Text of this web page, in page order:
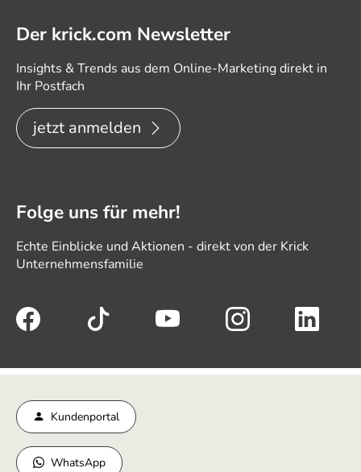
Der krick.com Newsletter
Insights & Trends aus dem Online-Marketing direkt in
Ihr Postfach
jetzt anmelden
Folge uns für mehr!
Echte Einblicke und Aktionen - direkt von der Krick
Unternehmensfamilie
Kundenportal
WhatsApp